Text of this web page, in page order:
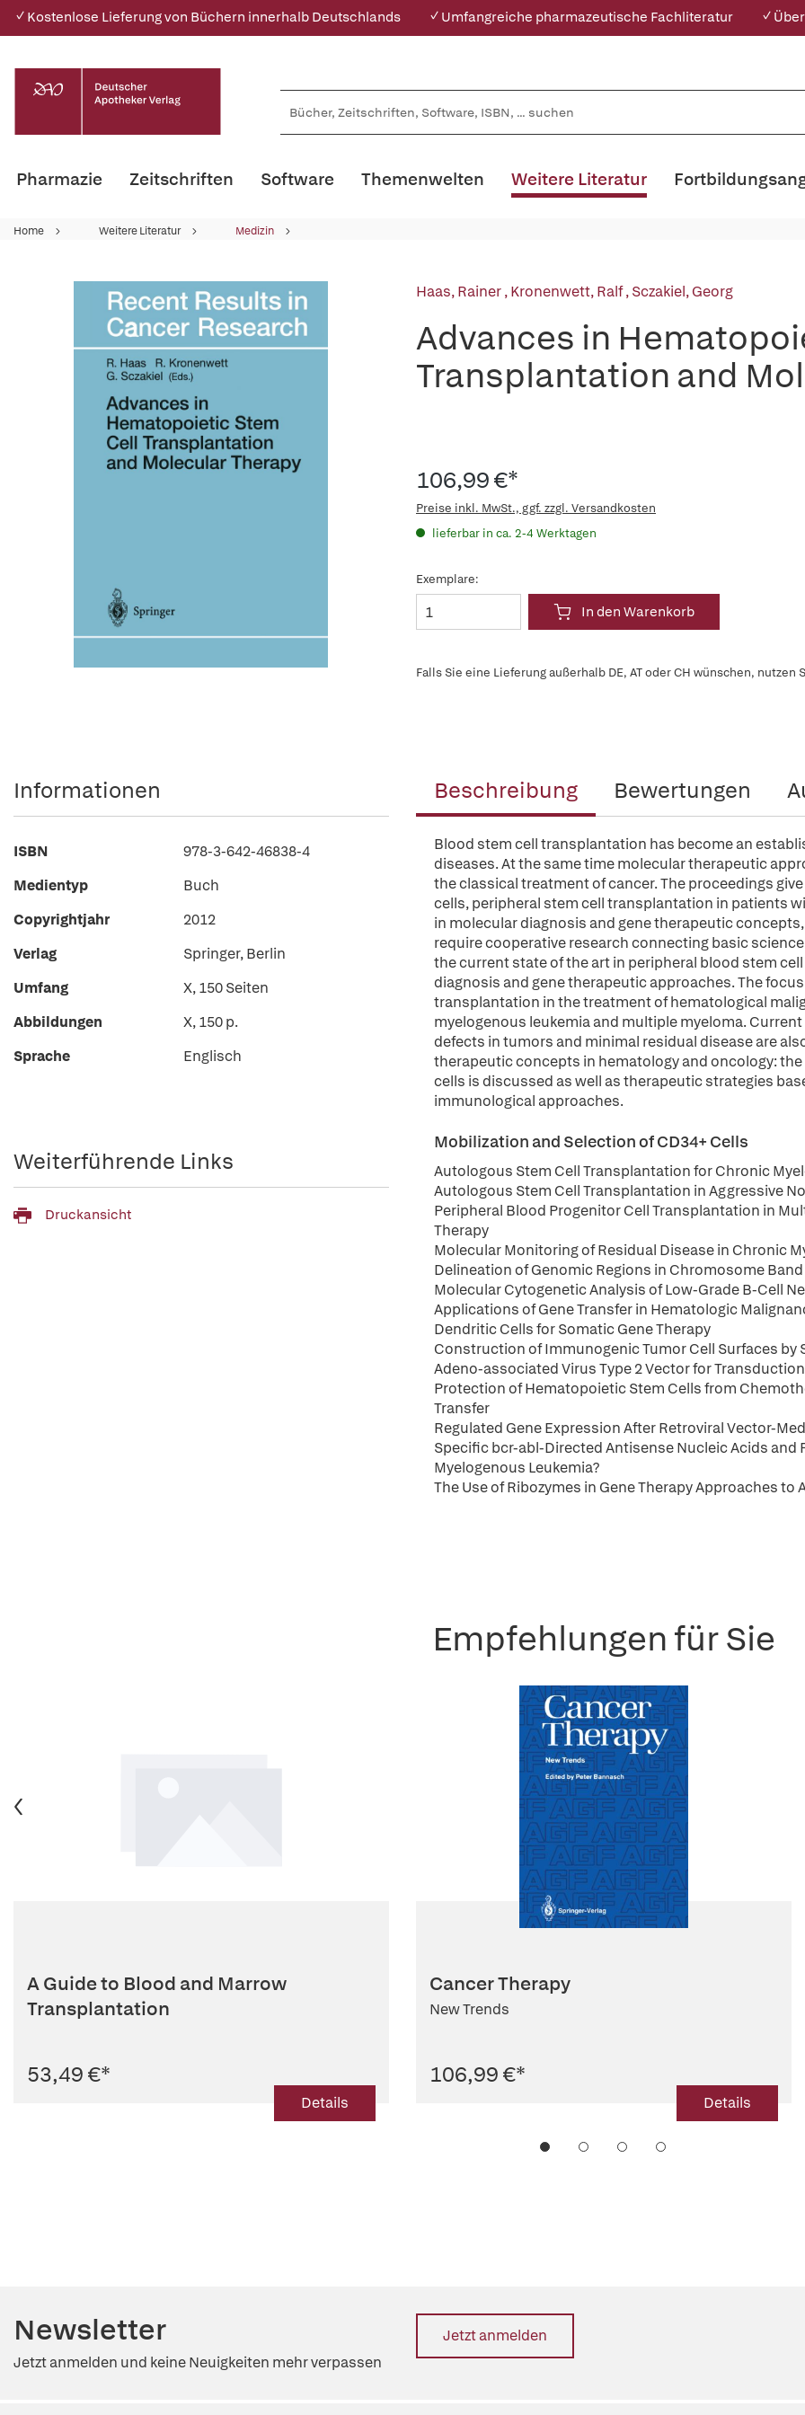
✓ Kostenlose Lieferung von Büchern innerhalb Deutschlands ✓ Umfangreiche pharmazeutische Fachliteratur ✓
Pharmazie Zeitschriften Software Themenwelten Weitere Literatur
Home Weitere Literatur Medizin
Haas, Rainer,Kronenwett, Ralf,Sczakiel, Georg
Advances in
Transplantation and
106,99 €*
Preise inkl. MwSt., ggf. zzgl. Versandkosten
lieferbar in ca. 2-4 Werktagen
Exemplare:
In den Warenkorb
Falls Sie eine Lieferung außerhalb DE, AT oder CH wünschen,
Beschreibung Bewertungen
Blood stem cell transplantation has become an
diseases. At the same time molecular therapeutic
the classical treatment of cancer. The proceedings
cells, peripheral stem cell transplantation in patients
in molecular diagnosis and gene therapeutic
require cooperative research connecting basic
the current state of the art in peripheral blood stem
diagnosis and gene therapeutic approaches. The
transplantation in the treatment of hematological
myelogenous leukemia and multiple myeloma.
defects in tumors and minimal residual disease are
therapeutic concepts in hematology and oncology:
cells is discussed as well as therapeutic strategies
immunological approaches.
Mobilization and Selection of CD34+ Cells
Autologous Stem Cell Transplantation for Chronic
Autologous Stem Cell Transplantation in Aggressive
Peripheral Blood Progenitor Cell Transplantation in
Therapy
Molecular Monitoring of Residual Disease in Chronic
Delineation of Genomic Regions in Chromosome
Molecular Cytogenetic Analysis of Low-Grade B-Cell
Applications of Gene Transfer in Hematologic
Dendritic Cells for Somatic Gene Therapy
Construction of Immunogenic Tumor Cell Surfaces by
Adeno-associated Virus Type 2 Vector for
Protection of Hematopoietic Stem Cells from
Transfer
Regulated Gene Expression After Retroviral Vector-
Specific bcr-abl-Directed Antisense Nucleic Acids and
Myelogenous Leukemia?
The Use of Ribozymes in Gene Therapy Approaches to
Informationen
ISBN
978-3-642-46838-4
Medientyp
Buch
Copyrightjahr
2012
Verlag
Springer, Berlin
Umfang
X, 150 Seiten
Abbildungen
X, 150 p.
Sprache
Englisch
Weiterführende Links
Druckansicht
Empfehlungen für Sie
A Guide to Blood and Marrow
Transplantation
53,49 €*
Details
Cancer Therapy
New Trends
106,99 €*
Details
Newsletter
Jetzt anmelden und keine Neuigkeiten mehr verpassen
Jetzt anmelden